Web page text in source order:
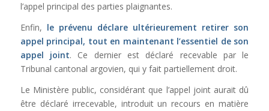
l’appel principal des parties plaignantes.
Enfin, le prévenu déclare ultérieurement retirer son
appel principal, tout en maintenant l’essentiel de son
appel joint. Ce dernier est déclaré recevable par le
Tribunal cantonal argovien, qui y fait partiellement droit.
Le Ministère public, considérant que l’appel joint aurait dû
être déclaré irrecevable, introduit un recours en matière